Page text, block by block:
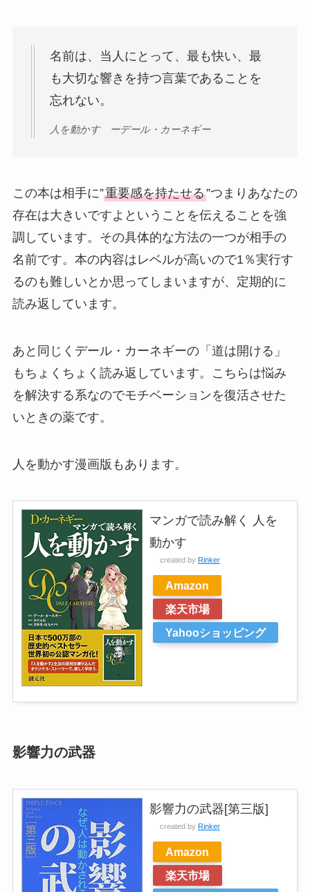
名前は、当人にとって、最も快い、最
も大切な響きを持つ言葉であることを
忘れない。
人を動かす ーデール・カーネギー
この本は相手に”重要感を持たせる”つまりあなたの
存在は大きいですよということを伝えることを強
調しています。その具体的な方法の一つが相手の
名前です。本の内容はレベルが高いので1％実行す
るのも難しいとか思ってしまいますが、定期的に
読み返しています。
あと同じくデール・カーネギーの「道は開ける」
もちょくちょく読み返しています。こちらは悩み
を解決する系なのでモチベーションを復活させた
いときの薬です。
人を動かす漫画版もあります。
マンガで読み解く 人を
動かす
created by Rinker
Amazon
楽天市場
Yahooショッピング
影響力の武器
影響力の武器[第三版]
created by Rinker
Amazon
楽天市場